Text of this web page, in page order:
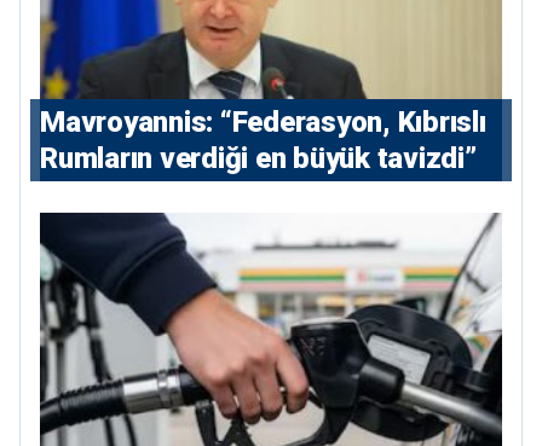
Mavroyannis: “Federasyon, Kıbrıslı
Rumların verdiği en büyük tavizdi”